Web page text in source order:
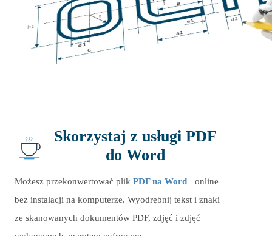
Skorzystaj z usługi PDF
do Word
Możesz przekonwertować plik PDF na Word
online
bez instalacji na komputerze. Wyodrębnij tekst i znaki
ze skanowanych dokumentów PDF, zdjęć i zdjęć